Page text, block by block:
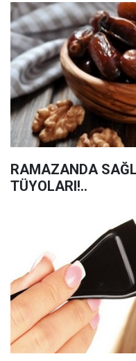
RAMAZANDA
TÜYOLARI!..